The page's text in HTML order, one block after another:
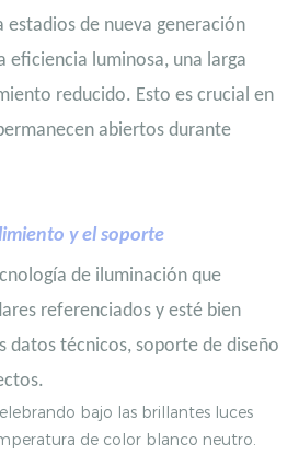
estadios de nueva generación
eficiencia luminosa, una larga
reducido. Esto es crucial en
abiertos durante
y el soporte
de iluminación que
referenciados y esté bien
datos técnicos, soporte de diseño